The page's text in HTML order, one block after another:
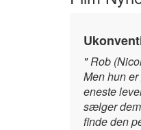
" Rob
Men hun
eneste
sælger
finde den